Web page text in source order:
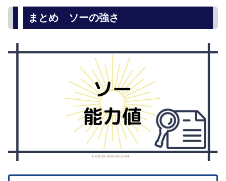
まとめ ソーの強さ